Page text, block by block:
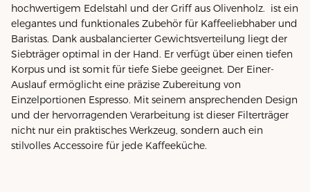
hochwertigem Edelstahl und der Griff aus Olivenholz. ist ein
elegantes und funktionales Zubehör für Kaffeeliebhaber und
Baristas. Dank ausbalancierter Gewichtsverteilung liegt der
Siebträger optimal in der Hand. Er verfügt über einen tiefen
Korpus und ist somit für tiefe Siebe geeignet. Der Einer-
Auslauf ermöglicht eine präzise Zubereitung von
Einzelportionen Espresso. Mit seinem ansprechenden Design
und der hervorragenden Verarbeitung ist dieser Filterträger
nicht nur ein praktisches Werkzeug, sondern auch ein
stilvolles Accessoire für jede Kaffeeküche.